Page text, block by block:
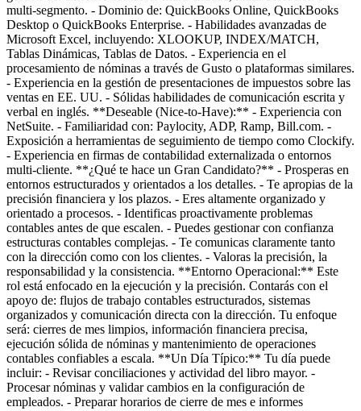
multi-segmento. - Dominio de: QuickBooks Online, QuickBooks
Desktop o QuickBooks Enterprise. - Habilidades avanzadas de
Microsoft Excel, incluyendo: XLOOKUP, INDEX/MATCH,
Tablas Dinámicas, Tablas de Datos. - Experiencia en el
procesamiento de nóminas a través de Gusto o plataformas similares.
- Experiencia en la gestión de presentaciones de impuestos sobre las
ventas en EE. UU. - Sólidas habilidades de comunicación escrita y
verbal en inglés. **Deseable (Nice-to-Have):** - Experiencia con
NetSuite. - Familiaridad con: Paylocity, ADP, Ramp, Bill.com. -
Exposición a herramientas de seguimiento de tiempo como Clockify.
- Experiencia en firmas de contabilidad externalizada o entornos
multi-cliente. **¿Qué te hace un Gran Candidato?** - Prosperas en
entornos estructurados y orientados a los detalles. - Te apropias de la
precisión financiera y los plazos. - Eres altamente organizado y
orientado a procesos. - Identificas proactivamente problemas
contables antes de que escalen. - Puedes gestionar con confianza
estructuras contables complejas. - Te comunicas claramente tanto
con la dirección como con los clientes. - Valoras la precisión, la
responsabilidad y la consistencia. **Entorno Operacional:** Este
rol está enfocado en la ejecución y la precisión. Contarás con el
apoyo de: flujos de trabajo contables estructurados, sistemas
organizados y comunicación directa con la dirección. Tu enfoque
será: cierres de mes limpios, información financiera precisa,
ejecución sólida de nóminas y mantenimiento de operaciones
contables confiables a escala. **Un Día Típico:** Tu día puede
incluir: - Revisar conciliaciones y actividad del libro mayor. -
Procesar nóminas y validar cambios en la configuración de
empleados. - Preparar horarios de cierre de mes e informes